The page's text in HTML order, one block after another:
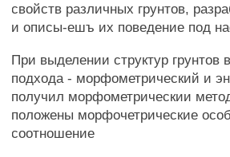
свойств различных грунтов,
и описы-ешъ их поведение под
При выделении структур грунтов
подхода - морфометрический и
получил морфометрическии
положены морфочетрические
соотношение